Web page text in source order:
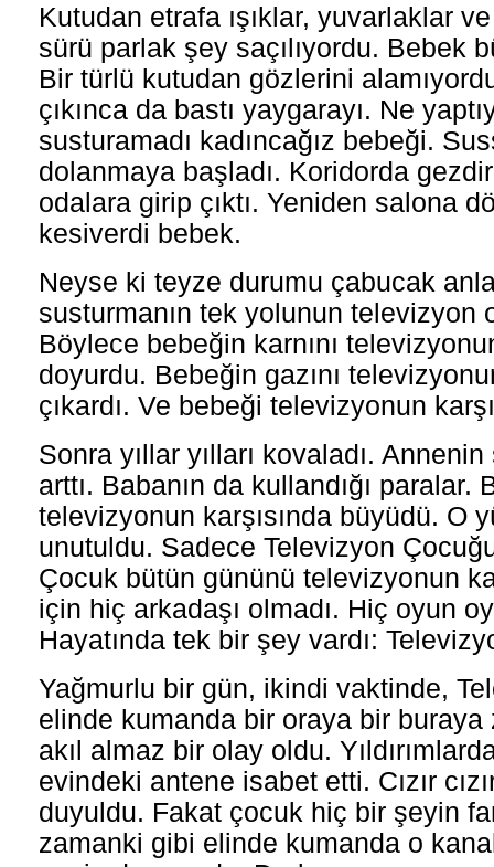
Kutudan etrafa ışıklar, yuvarlaklar
sürü parlak şey saçılıyordu. Bebek
Bir türlü kutudan gözlerini
çıkınca da bastı yaygarayı. Ne
susturamadı kadıncağız bebeği.
dolanmaya başladı. Koridorda
odalara girip çıktı. Yeniden salona
kesiverdi bebek.
Neyse ki teyze durumu çabucak
susturmanın tek yolunun televizyon
Böylece bebeğin karnını
doyurdu. Bebeğin gazını
çıkardı. Ve bebeği televizyonun
Sonra yıllar yılları kovaladı.
arttı. Babanın da kullandığı paralar.
televizyonun karşısında büyüdü. O
unutuldu. Sadece Televizyon
Çocuk bütün gününü televizyonun
için hiç arkadaşı olmadı. Hiç oyun
Hayatında tek bir şey vardı:
Yağmurlu bir gün, ikindi vaktinde,
elinde kumanda bir oraya bir buraya
akıl almaz bir olay oldu.
evindeki antene isabet etti. Cızır
duyuldu. Fakat çocuk hiç bir şeyin
zamanki gibi elinde kumanda o